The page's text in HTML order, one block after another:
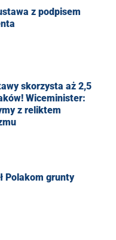
z podpisem
skorzysta aż 2,5
Wiceminister:
z reliktem
Polakom grunty